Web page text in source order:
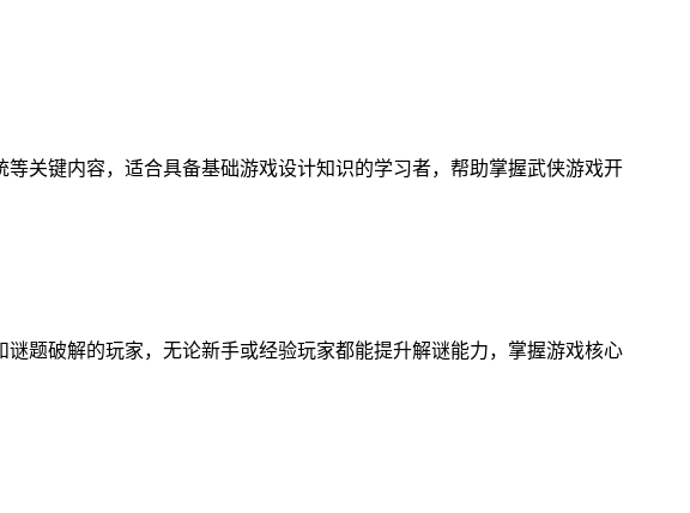
关键内容，适合具备基础游戏设计知识的学习者，帮助掌握武侠游戏开
题破解的玩家，无论新手或经验玩家都能提升解谜能力，掌握游戏核心